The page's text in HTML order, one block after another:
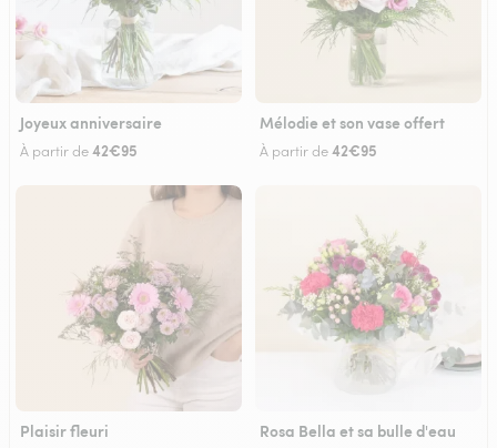
Joyeux anniversaire
À partir de42€95
Mélodie et son vase offert
À partir de42€95
Plaisir fleuri Rosa Bella et sa bulle d'eau